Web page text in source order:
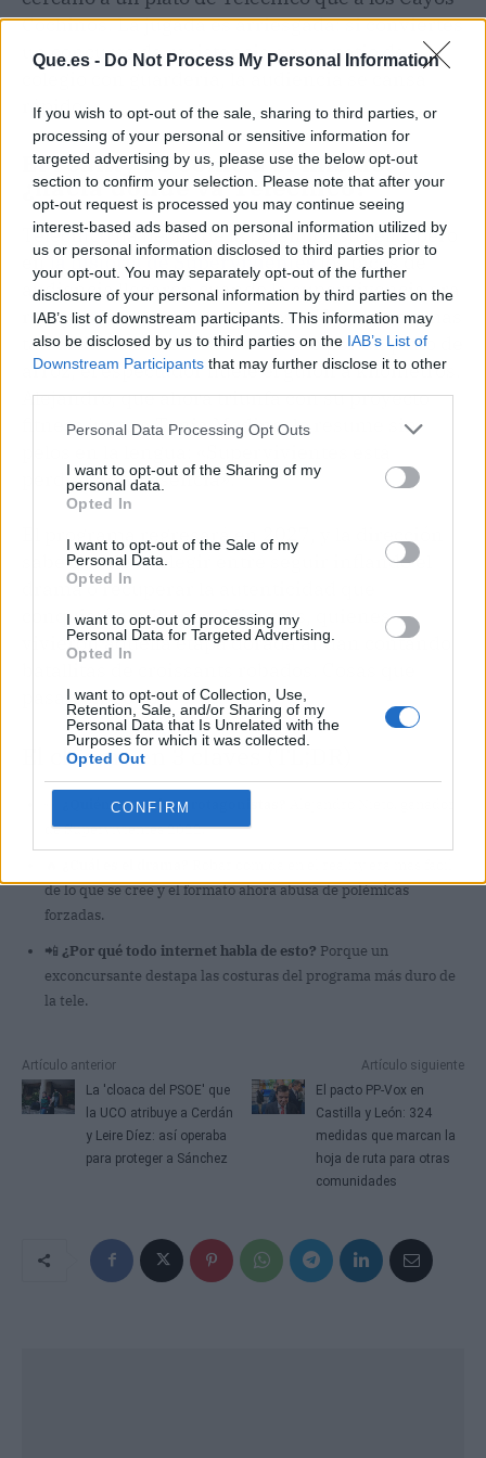
Que.es - Do Not Process My Personal Information
If you wish to opt-out of the sale, sharing to third parties, or
processing of your personal or sensitive information for
targeted advertising by us, please use the below opt-out
section to confirm your selection. Please note that after your
opt-out request is processed you may continue seeing
interest-based ads based on personal information utilized by
us or personal information disclosed to third parties prior to
your opt-out. You may separately opt-out of the further
disclosure of your personal information by third parties on the
IAB’s list of downstream participants. This information may
also be disclosed by us to third parties on the IAB’s List of
Downstream Participants that may further disclose it to other
Personal Data Processing Opt Outs
I want to opt-out of the Sharing of my
personal data.
Opted In
I want to opt-out of the Sale of my
Personal Data.
Opted In
I want to opt-out of processing my
Personal Data for Targeted Advertising.
Opted In
I want to opt-out of Collection, Use,
Retention, Sale, and/or Sharing of my
Personal Data that Is Unrelated with the
Purposes for which it was collected.
Opted Out
CONFIRM
Cochinos. La jugada es arriesgada: si conviertes
un concurso de resistencia en un patio de
rápido.
El reality se come a sí mismo:
¿hacia dónde va Telecinco?
Telecinco ha hecho de la polémica su sello, pero
en la historia de Supervivienteslos picos de
audiencia llegaron cuando la supervivencia era
real y las broncas, esporádicas. Hoy, con tramas
tan artificiales como un conflicto por un plato de
arroz, el espectador huele el guion a kilómetros.
Alejandro, que ahora triunfa con su proyecto
fitness junto a Tania Medina, lo resume sin
perdiendo su esencia».
El programa regresará en 2027, y la dirección
sabe que debe elegir entre seguir inflando el
drama o recuperar la autenticidad que
conquistó a millones. Mientras, quienes
vivieron aquella etapa dorada andan contando
batallitas de croissants robados. Cosas que
pasan en 2026.
El chisme en 3 claves (TL;DR)
¿Quiénes son los protagonistas?
de Supervivientes 2022.
de lo que se cree y el formato ahora abusa de polémicas
forzadas.
📲 ¿Por qué todo internet habla de esto? Porque un
exconcursante destapa las costuras del programa más duro de
la tele.
Artículo anterior
La 'cloaca del PSOE' que
la UCO atribuye a Cerdán
y Leire Díez: así operaba
para proteger a Sánchez
Artículo siguiente
El pacto PP-Vox en
Castilla y León: 324
medidas que marcan la
hoja de ruta para otras
comunidades